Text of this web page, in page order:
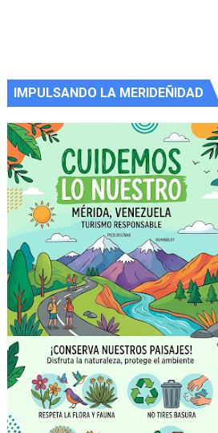
IMPULSANDO LA MERIDEÑIDAD